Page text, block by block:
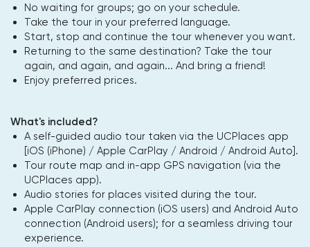
No waiting for groups; go on your schedule.
Take the tour in your preferred language.
Start, stop and continue the tour whenever you want.
Returning to the same destination? Take the tour
again, and again, and again... And bring a friend!
Enjoy preferred prices.
What's included?
A self-guided audio tour taken via the UCPlaces app
[iOS (iPhone) / Apple CarPlay / Android / Android Auto].
Tour route map and in-app GPS navigation (via the
UCPlaces app).
Audio stories for places visited during the tour.
Apple CarPlay connection (iOS users) and Android Auto
connection (Android users); for a seamless driving tour
experience.